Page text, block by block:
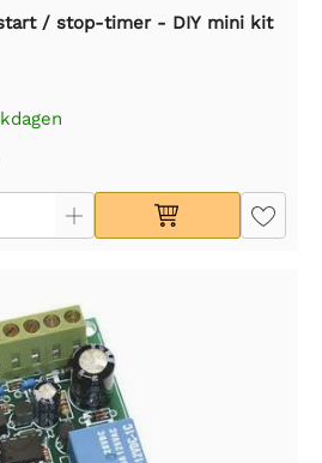
/ stop-timer - DIY mini kit